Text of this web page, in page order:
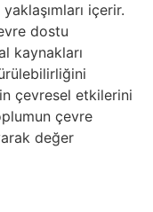
içerir.
dostu
kaynakları
çevresel etkilerini
çevre
değer